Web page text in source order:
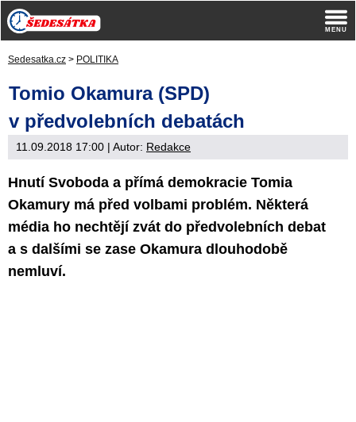
Sedesatka.cz > POLITIKA
Tomio Okamura (SPD)
v předvolebních debatách
11.09.2018 17:00 | Autor: Redakce
Hnutí Svoboda a přímá demokracie Tomia
Okamury má před volbami problém. Některá
média ho nechtějí zvát do předvolebních debat
a s dalšími se zase Okamura dlouhodobě
nemluví.